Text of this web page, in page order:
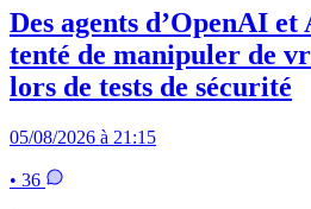
Des agents d’OpenAI
tenté de manipuler de
lors de tests de sécurité
05/08/2026 à 21:15
• 36